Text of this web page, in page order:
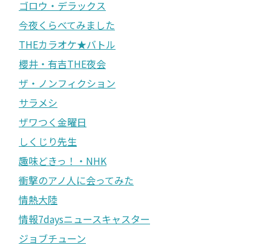
ゴロウ・デラックス
今夜くらべてみました
THEカラオケ★バトル
櫻井・有吉THE夜会
ザ・ノンフィクション
サラメシ
ザワつく金曜日
しくじり先生
趣味どきっ！・NHK
衝撃のアノ人に会ってみた
情熱大陸
情報7daysニュースキャスター
ジョブチューン